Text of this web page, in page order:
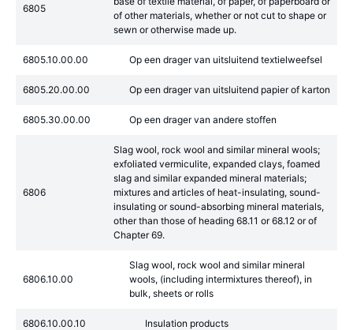
6805
of other materials, whether or not cut to shape or
sewn or otherwise made up.
6805.10.00.00 Op een drager van uitsluitend textielweefsel
6805.20.00.00 Op een drager van uitsluitend papier of karton
6805.30.00.00 Op een drager van andere stoffen
6806
Slag wool, rock wool and similar mineral wools;
exfoliated vermiculite, expanded clays, foamed
slag and similar expanded mineral materials;
mixtures and articles of heat-insulating, sound-
insulating or sound-absorbing mineral materials,
other than those of heading 68.11 or 68.12 or of
Chapter 69.
6806.10.00
Slag wool, rock wool and similar mineral
wools, (including intermixtures thereof), in
bulk, sheets or rolls
6806.10.00.10 Insulation products